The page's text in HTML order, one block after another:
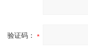
验证码：